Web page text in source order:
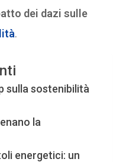
dei dazi sulle
.
sulla sostenibilità
la
energetici: un